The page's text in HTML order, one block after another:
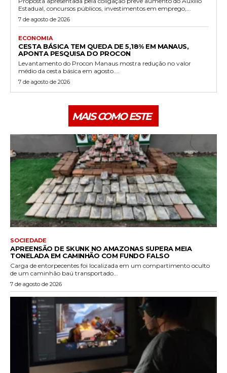
Estadual, concursos públicos, investimentos em emprego,...
7 de agosto de 2026
ECONOMIA
CESTA BÁSICA TEM QUEDA DE 5,18% EM MANAUS,
APONTA PESQUISA DO PROCON
Levantamento do Procon Manaus mostra redução no valor
médio da cesta básica em agosto....
7 de agosto de 2026
MAIS COMO ESTE
SOCIEDADE
APREENSÃO DE SKUNK NO AMAZONAS SUPERA MEIA
TONELADA EM CAMINHÃO COM FUNDO FALSO
Carga de entorpecentes foi localizada em um compartimento oculto
de um caminhão baú transportado...
7 de agosto de 2026